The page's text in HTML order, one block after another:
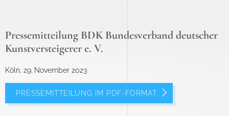
Pressemitteilung BDK Bundesverband deutscher
Kunstversteigerer e. V.
Köln, 29. November 2023
PRESSEMITTEILUNG IM PDF-FORMAT